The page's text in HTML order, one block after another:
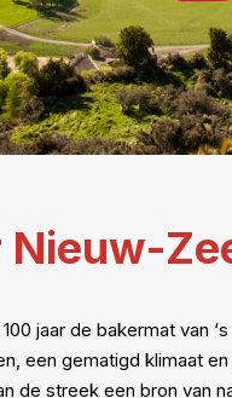
jaar de bakermat van
een gematigd klimaat
de streek een bron van